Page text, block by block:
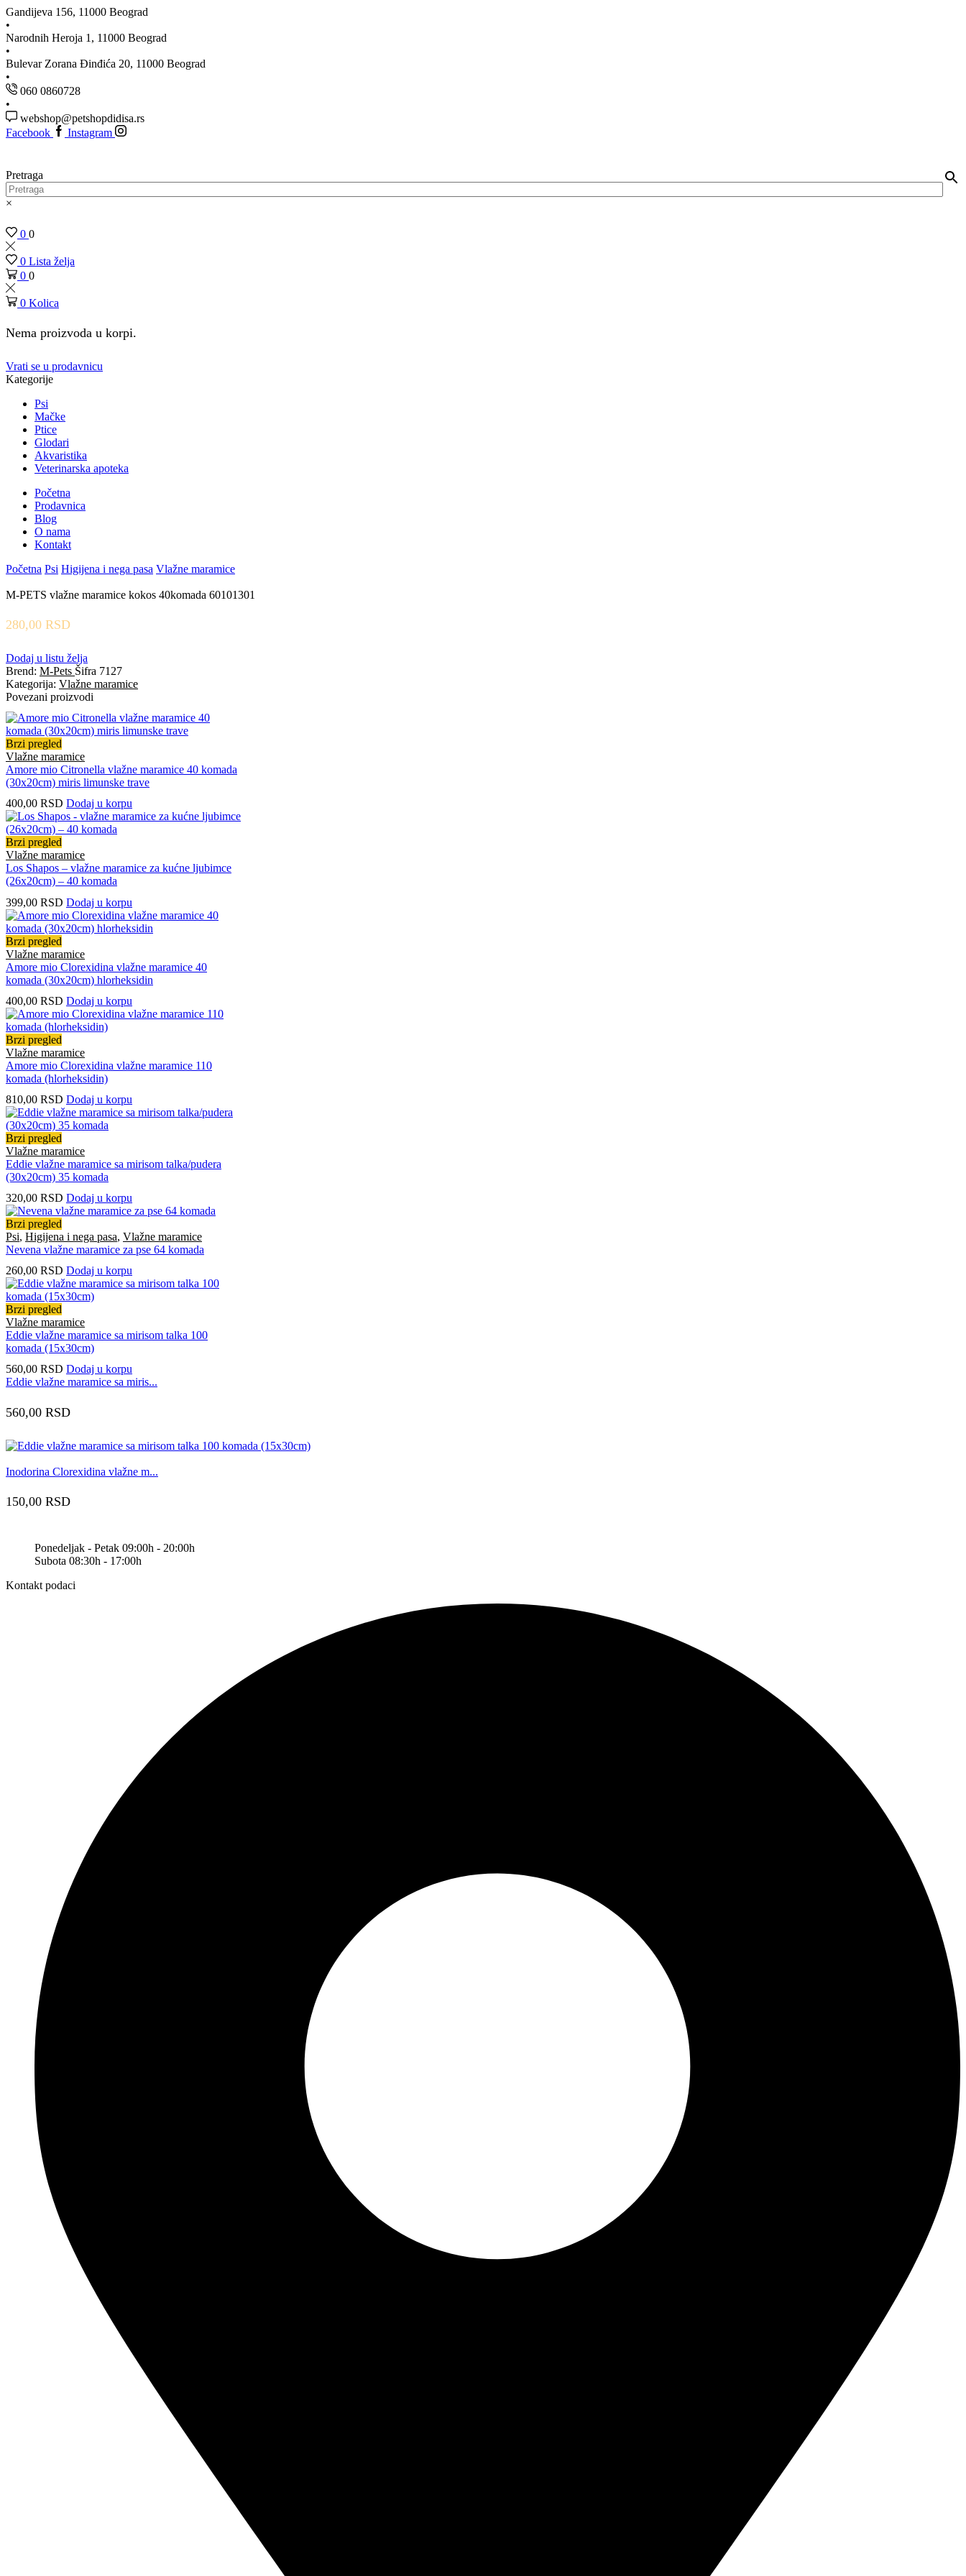
Gandijeva 156, 11000 Beograd
Narodnih Heroja 1, 11000 Beograd
Bulevar Zorana Đinđića 20, 11000 Beograd
060 0860728
webshop@petshopdidisa.rs
Facebook
Instagram
Pretraga
×
0 0
0 Lista želja
0 0
0 Kolica
Nema proizvoda u korpi.
Vrati se u prodavnicu
Kategorije
Psi
Mačke
Ptice
Glodari
Akvaristika
Veterinarska apoteka
Početna
Prodavnica
Blog
O nama
Kontakt
Početna Psi Higijena i nega pasa Vlažne maramice
M-PETS vlažne maramice kokos 40komada 60101301
280,00 RSD
Dodaj u listu želja
Brend: M-Pets Šifra 7127
Kategorija: Vlažne maramice
Povezani proizvodi
Brzi pregled
Vlažne maramice
Amore mio Citronella vlažne maramice 40 komada
(30x20cm) miris limunske trave
400,00 RSD Dodaj u korpu
Brzi pregled
Vlažne maramice
Los Shapos – vlažne maramice za kućne ljubimce
(26x20cm) – 40 komada
399,00 RSD Dodaj u korpu
Brzi pregled
Vlažne maramice
Amore mio Clorexidina vlažne maramice 40
komada (30x20cm) hlorheksidin
400,00 RSD Dodaj u korpu
Brzi pregled
Vlažne maramice
Amore mio Clorexidina vlažne maramice 110
komada (hlorheksidin)
810,00 RSD Dodaj u korpu
Brzi pregled
Vlažne maramice
Eddie vlažne maramice sa mirisom talka/pudera
(30x20cm) 35 komada
320,00 RSD Dodaj u korpu
Brzi pregled
Psi, Higijena i nega pasa, Vlažne maramice
Nevena vlažne maramice za pse 64 komada
260,00 RSD Dodaj u korpu
Brzi pregled
Vlažne maramice
Eddie vlažne maramice sa mirisom talka 100
komada (15x30cm)
560,00 RSD Dodaj u korpu
Eddie vlažne maramice sa miris...
560,00 RSD
Inodorina Clorexidina vlažne m...
150,00 RSD
Ponedeljak - Petak 09:00h - 20:00h
Subota 08:30h - 17:00h
Kontakt podaci